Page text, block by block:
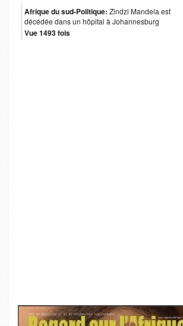
Afrique du sud-Politique: Zindzi Mandela est
décédée dans un hôpital à Johannesburg
Vue 1493 fois